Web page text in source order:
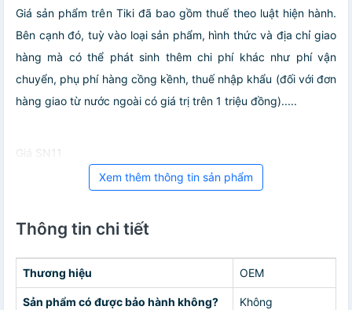
Giá sản phẩm trên Tiki đã bao gồm thuế theo luật hiện hành.
Bên cạnh đó, tuỳ vào loại sản phẩm, hình thức và địa chỉ giao
hàng mà có thể phát sinh thêm chi phí khác như phí vận
chuyển, phụ phí hàng cồng kềnh, thuế nhập khẩu (đối với đơn
hàng giao từ nước ngoài có giá trị trên 1 triệu đồng).....
Giá SN11
Xem thêm thông tin sản phẩm
Thông tin chi tiết
Thương hiệu OEM
Sản phẩm có được bảo hành không? Không